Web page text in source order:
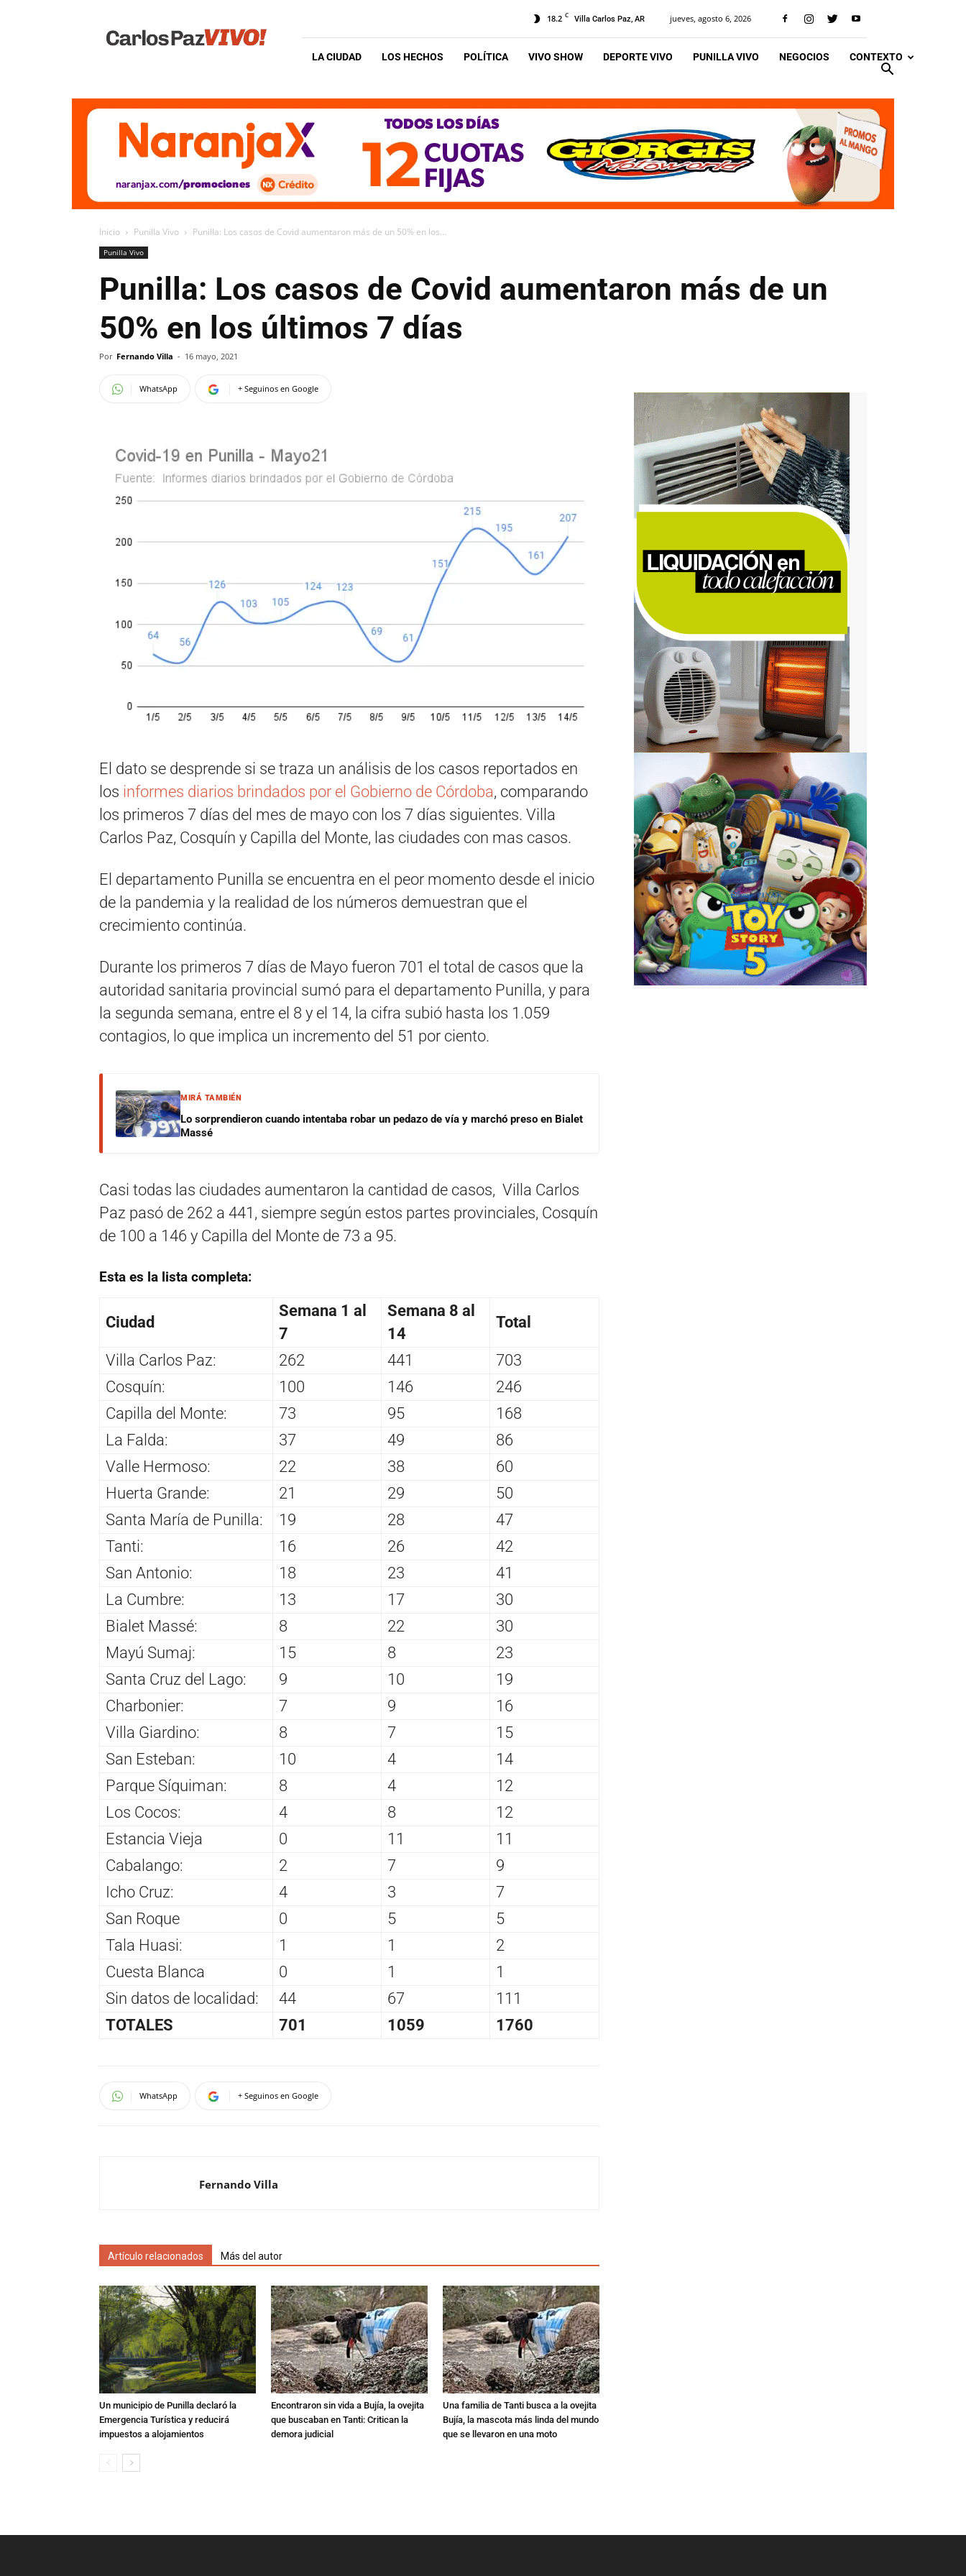
Vivo
18.2 C Villa Carlos Paz, AR jueves, agosto 6, 2026
LA CIUDAD LOS HECHOS POLÍTICA VIVO SHOW DEPORTE VIVO PUNILLA VIVO NEGOCIOS CONTEXTO
Inicio Punilla Vivo Punilla: Los casos de Covid aumentaron más de un 50% en los...
Punilla Vivo
Punilla: Los casos de Covid aumentaron más de un
50% en los últimos 7 días
Por Fernando Villa - 16 mayo, 2021
WhatsApp + Seguinos en Google
El dato se desprende si se traza un análisis de los casos reportados en
los informes diarios brindados por el Gobierno de Córdoba, comparando
los primeros 7 días del mes de mayo con los 7 días siguientes. Villa
Carlos Paz, Cosquín y Capilla del Monte, las ciudades con mas casos.
El departamento Punilla se encuentra en el peor momento desde el inicio
de la pandemia y la realidad de los números demuestran que el
crecimiento continúa.
Durante los primeros 7 días de Mayo fueron 701 el total de casos que la
autoridad sanitaria provincial sumó para el departamento Punilla, y para
la segunda semana, entre el 8 y el 14, la cifra subió hasta los 1.059
contagios, lo que implica un incremento del 51 por ciento.
MIRÁ TAMBIÉN
Lo sorprendieron cuando intentaba robar un pedazo de vía y marchó preso en Bialet
Massé
Casi todas las ciudades aumentaron la cantidad de casos, Villa Carlos
Paz pasó de 262 a 441, siempre según estos partes provinciales, Cosquín
de 100 a 146 y Capilla del Monte de 73 a 95.
Esta es la lista completa:
Ciudad
Semana 1 al
7
Semana 8 al
14
Total
Villa Carlos Paz: 262 441
703
Cosquín:
100 146
246
Capilla del Monte:
73 95
168
La Falda:
37 49
86
Valle Hermoso:
22 38
60
Huerta Grande:
21 29
50
Santa María de Punilla:
19 28
47
Tanti:
16 26
42
San Antonio:
18 23
41
La Cumbre:
13 17
30
Bialet Massé:
8 22
30
Mayú Sumaj:
15 8
23
Santa Cruz del Lago:
9 10
19
Charbonier:
7 9
16
Villa Giardino:
8 7
15
San Esteban:
10 4
14
Parque Síquiman:
8 4
12
Los Cocos:
4 8
12
Estancia Vieja
0 11
11
Cabalango:
2 7
9
Icho Cruz:
4 3
7
San Roque
0 5
5
Tala Huasi:
1 1
2
Cuesta Blanca
0 1
1
Sin datos de localidad:
44 67
111
TOTALES
701 1059 1760
WhatsApp + Seguinos en Google
Fernando Villa
Artículo relacionados Más del autor
Un municipio de Punilla declaró la
Emergencia Turística y reducirá
impuestos a alojamientos
Encontraron sin vida a Bujía, la ovejita
que buscaban en Tanti: Critican la
demora judicial
Una familia de Tanti busca a la ovejita
Bujía, la mascota más linda del mundo
que se llevaron en una moto